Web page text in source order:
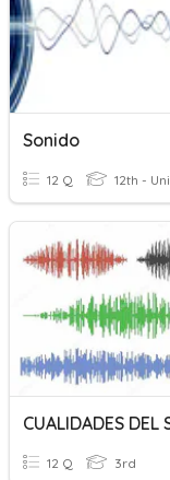
Sonido
12 Q 12th - Uni
12 Q 3rd